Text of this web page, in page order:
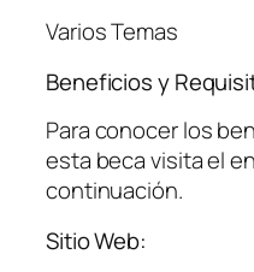
Varios Temas
Beneficios y
Para conocer los
esta beca visita el
continuación.
Sitio Web: